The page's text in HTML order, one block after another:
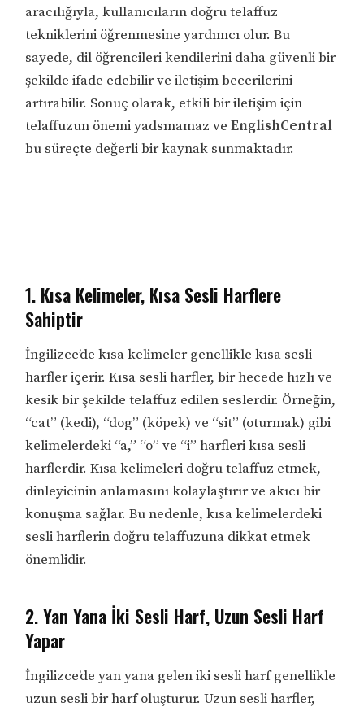
aracılığıyla, kullanıcıların doğru telaffuz
tekniklerini öğrenmesine yardımcı olur. Bu
sayede, dil öğrencileri kendilerini daha güvenli bir
şekilde ifade edebilir ve iletişim becerilerini
artırabilir. Sonuç olarak, etkili bir iletişim için
telaffuzun önemi yadsınamaz veEnglishCentral
bu süreçte değerli bir kaynak sunmaktadır.
1. Kısa Kelimeler, Kısa Sesli Harflere
Sahiptir
İngilizce’de kısa kelimeler genellikle kısa sesli
harfler içerir. Kısa sesli harfler, bir hecede hızlı ve
kesik bir şekilde telaffuz edilen seslerdir. Örneğin,
“cat” (kedi), “dog” (köpek) ve “sit” (oturmak) gibi
kelimelerdeki “a,” “o” ve “i” harfleri kısa sesli
harflerdir. Kısa kelimeleri doğru telaffuz etmek,
dinleyicinin anlamasını kolaylaştırır ve akıcı bir
konuşma sağlar. Bu nedenle, kısa kelimelerdeki
sesli harflerin doğru telaffuzuna dikkat etmek
önemlidir.
2. Yan Yana İki Sesli Harf, Uzun Sesli Harf
Yapar
İngilizce’de yan yana gelen iki sesli harf genellikle
uzun sesli bir harf oluşturur. Uzun sesli harfler,